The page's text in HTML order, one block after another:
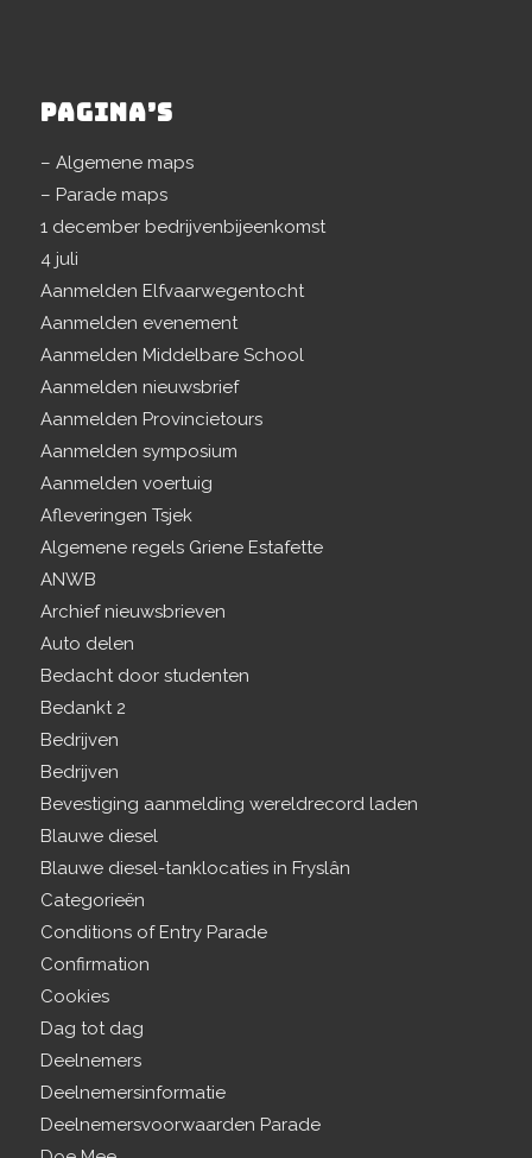
PAGINA’S
– Algemene maps
– Parade maps
1 december bedrijvenbijeenkomst
4 juli
Aanmelden Elfvaarwegentocht
Aanmelden evenement
Aanmelden Middelbare School
Aanmelden nieuwsbrief
Aanmelden Provincietours
Aanmelden symposium
Aanmelden voertuig
Afleveringen Tsjek
Algemene regels Griene Estafette
ANWB
Archief nieuwsbrieven
Auto delen
Bedacht door studenten
Bedankt 2
Bedrijven
Bedrijven
Bevestiging aanmelding wereldrecord laden
Blauwe diesel
Blauwe diesel-tanklocaties in Fryslân
Categorieën
Conditions of Entry Parade
Confirmation
Cookies
Dag tot dag
Deelnemers
Deelnemersinformatie
Deelnemersvoorwaarden Parade